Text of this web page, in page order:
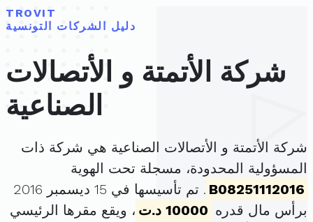
TROVIT
دليل الشركات التونسية
شركة الأتمتة و الأتصالات
الصناعية
شركة الأتمتة و الأتصالات الصناعية هي شركة ذات
المسؤولية المحدودة، مسجلة تحت الهوية
B08251112016
. تم تأسيسها في 15 ديسمبر 2016
برأس مال قدره 10000 د.ت
، ويقع مقرها الرئيسي